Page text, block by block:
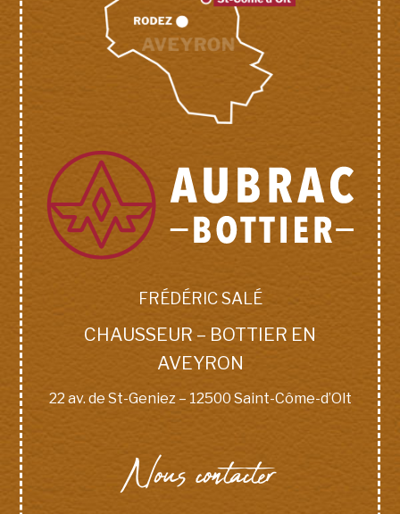
FRÉDÉRIC SALÉ
CHAUSSEUR – BOTTIER EN
AVEYRON
22 av. de St-Geniez – 12500 Saint-Côme-d’Olt
Nous contacter